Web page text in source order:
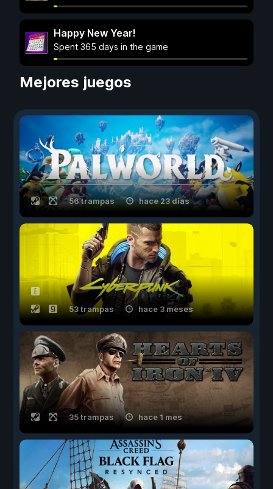
Happy New Year!
Spent 365 days in the game
Mejores juegos
56 trampas hace 23 días
53 trampas hace 3 meses
35 trampas hace 1 mes